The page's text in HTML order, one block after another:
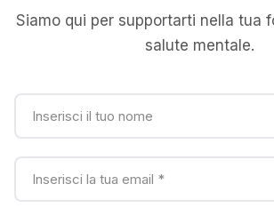
Siamo qui per supportarti nella tua
salute mentale.